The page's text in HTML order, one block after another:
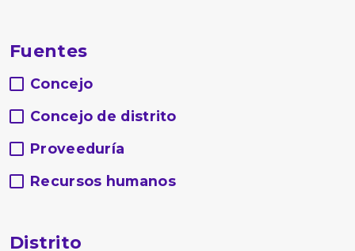
Fuentes
Concejo
Concejo de distrito
Proveeduría
Recursos humanos
Distrito